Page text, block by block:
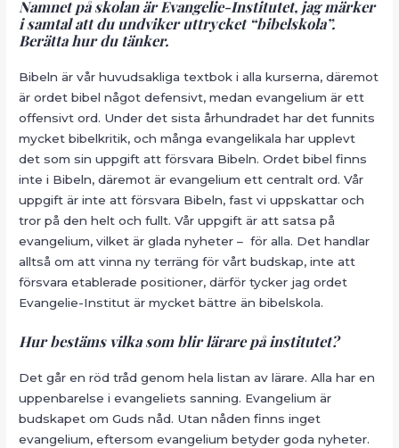
Namnet på skolan är Evangelie-Institutet, jag märker
i samtal att du undviker uttrycket “bibelskola”.
Berätta hur du tänker.
Bibeln är vår huvudsakliga textbok i alla kurserna, däremot
är ordet bibel något defensivt, medan evangelium är ett
offensivt ord. Under det sista århundradet har det funnits
mycket bibelkritik, och många evangelikala har upplevt
det som sin uppgift att försvara Bibeln. Ordet bibel finns
inte i Bibeln, däremot är evangelium ett centralt ord. Vår
uppgift är inte att försvara Bibeln, fast vi uppskattar och
tror på den helt och fullt. Vår uppgift är att satsa på
evangelium, vilket är glada nyheter – för alla. Det handlar
alltså om att vinna ny terräng för vårt budskap, inte att
försvara etablerade positioner, därför tycker jag ordet
Evangelie-Institut är mycket bättre än bibelskola.
Hur bestäms vilka som blir lärare på institutet?
Det går en röd tråd genom hela listan av lärare. Alla har en
uppenbarelse i evangeliets sanning. Evangelium är
budskapet om Guds nåd. Utan nåden finns inget
evangelium, eftersom evangelium betyder goda nyheter.